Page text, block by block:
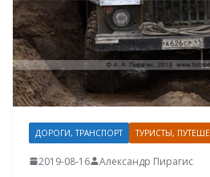
ДОРОГИ, ТРАНСПОРТ ТУРИСТЫ,
2019-08-16 Александр Пирагис